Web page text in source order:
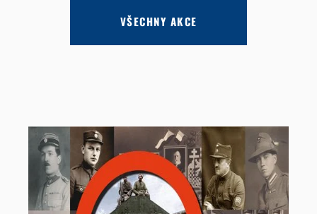
VŠECHNY AKCE
Srpen 2026
Malý neoficiální pietní akt na počest Petra
Valeše